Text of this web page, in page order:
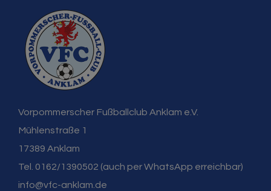
Vorpommerscher Fußballclub Anklam e.V.
Mühlenstraße 1
17389 Anklam
Tel. 0162/1390502 (auch per WhatsApp erreichbar)
info@vfc-anklam.de